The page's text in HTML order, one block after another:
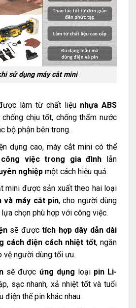
sử dụng máy cắt mini
làm từ chất liệu nhựa ABS
chịu tốt, chống thấm nước
bộ phận bên trong.
dụng cao, máy cắt mini có thể
công việc trong gia đình lẫn
nghiệpmột cách hiệu quả.
mini được sản xuất theo hai loại
và máy cắt pin, cho người dùng
chọn phù hợp với công việc.
sẽ đượctích hợp dây dẫn dài
cách điện cách nhiệt tốt, ngăn
vệ người dùng tối ưu.
sẽ được ứng dụng loại pin Li-
sạc nhanh, xả nhiệt tốt và tuổi
điện thế pin khác nhau.